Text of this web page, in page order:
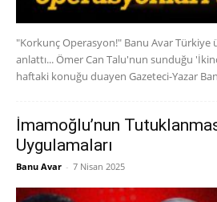
"Korkunç Operasyon!" Banu Avar Türkiye
anlattı... Ömer Can Talu'nun sunduğu
haftaki konuğu duayen Gazeteci-Yazar
İmamoğlu’nun
Uygulamaları
Banu Avar - 7 Nisan 2025